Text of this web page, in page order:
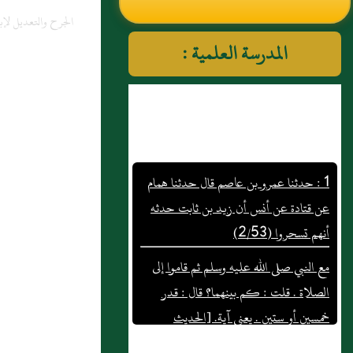
النووي رحمهم الله تعالى
المدرسة العلمية :
1 : حدثنا عمرو بن عاصم قال حدثنا همام
عن قتادة عن أنس أن زيد بن ثابت حدثه
أنهم تسحروا (2/53)
مع النبي صلى الله عليه وسلم ثم قاموا إلى
الصلاة . قلت : كم بينهما؟ قال : قدر
خمسين أو ستين . يعني آية. [الحديث
575- طرفه في 1921] حَدَّثَنَا حَسَنُ بْنُ
الجرح والتعديل